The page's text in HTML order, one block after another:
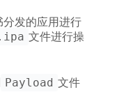
发的应用进行
文件进行操
Payload 文件